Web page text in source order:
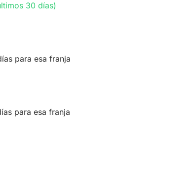
30 días)
para esa franja
para esa franja